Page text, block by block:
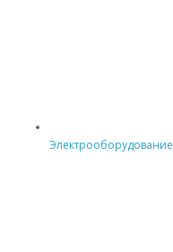
Электрооборудование